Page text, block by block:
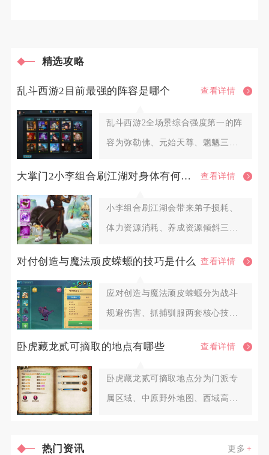
精选攻略
乱斗西游2目前最强的阵容是哪个 查看详情
乱斗西游2全场景综合强度第一的阵
容为弥勒佛、元始天尊、魍魉三英
大掌门2小李组合刷江湖对身体有何影响 查看详情
小李组合刷江湖会带来弟子损耗、
体力资源消耗、养成资源倾斜三大
对付创造与魔法顽皮蝾螈的技巧是什么 查看详情
应对创造与魔法顽皮蝾螈分为战斗
规避伤害、抓捕驯服两套核心技
血
卧虎藏龙贰可摘取的地点有哪些 查看详情
卧虎藏龙贰可摘取地点分为门派专
属区域、中原野外地图、西域高阶
热门资讯 更多